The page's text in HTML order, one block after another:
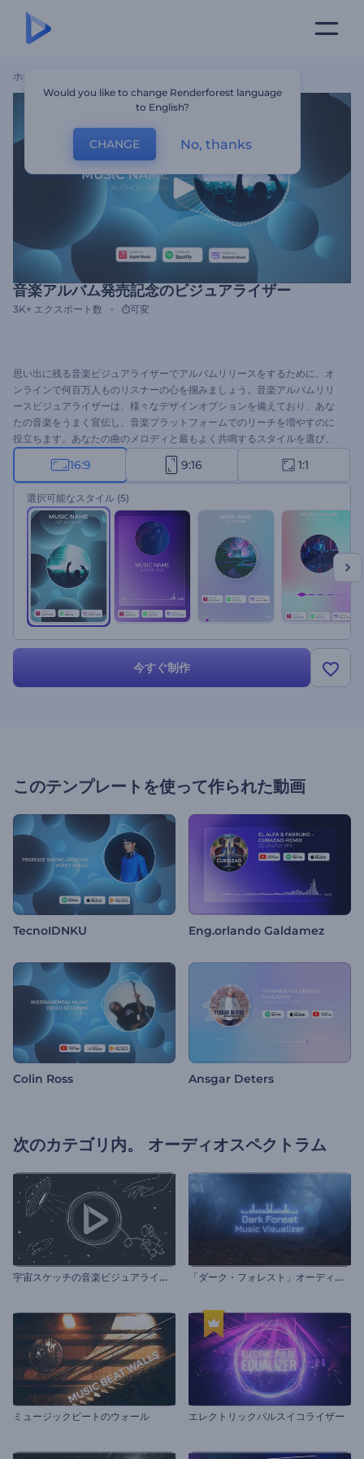
ホーム
音楽アルバム発売記念のビジュアライザー
3K+ エクスポート数 可変
思い出に残る音楽ビジュアライザーでアルバムリリースをするために、オ
ンラインで何百万人ものリスナーの心を掴みましょう。音楽アルバムリリ
ースビジュアライザーは、様々なデザインオプションを備えており、あな
たの音楽をうまく宣伝し、音楽プラットフォームでのリーチを増やすのに
役立ちます。あなたの曲のメロディと最もよく共鳴するスタイルを選び、
音楽トラックをアップロードし、アーティスト名と曲名を書いて数分待つ
だけで、モダンなビジュアライザーを手に入れることができるのです。ア
ルバムリリース、ニューシングルドロップ、曲のプロモーション、カバー
バージョンのプレゼンテーションなど、様々な用途に最適です。この素晴
らしいミュージック・ビジュアライザーを、予算内で音楽業界で成功する
キャリアを築くための足がかりにしてください。今すぐ試してみてくださ
い！
16:9 9:16 1:1
選択可能なスタイル (5)
今すぐ制作
このテンプレートを使って作られた動画
TecnoIDNKU Eng.orlando Galdamez
Colin Ross Ansgar Deters
次のカテゴリ内。 オーディオスペクトラム
宇
宙スケッチの音楽ビジュアライザー 「
ダーク・フォレスト」オーディオビジュアライザー
ミュージックビートのウォール エレクトリックパルスイコライザー
Would you like to change Renderforest language
to English?
CHANGE No, thanks